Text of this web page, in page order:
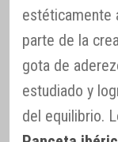
estéticamente
parte de la
gota de
estudiado y
del equilibrio.